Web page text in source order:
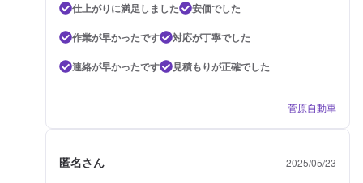
仕上がりに満足しました
安価でした
作業が早かったです
対応が丁寧でした
連絡が早かったです
見積もりが正確でした
菅原自動車
匿名さん 2025/05/23